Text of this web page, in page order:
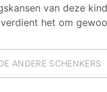
van deze
het om
ANDERE SCHENKERS